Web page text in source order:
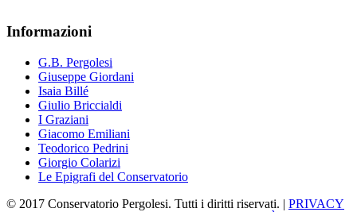
Informazioni
G.B. Pergolesi
Giuseppe Giordani
Isaia Billé
Giulio Briccialdi
I Graziani
Giacomo Emiliani
Teodorico Pedrini
Giorgio Colarizi
Le Epigrafi del Conservatorio
© 2017 Conservatorio Pergolesi. Tutti i diritti riservati. | PRIVACY